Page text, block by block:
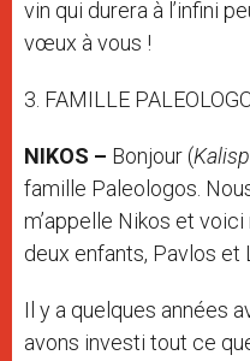
vin qui durera à l’infini
vœux à vous !
3. FAMILLE
NIKOS – Bonjour (
famille Paleologos.
m’appelle Nikos et
deux enfants, Pavlos et
Il y a quelques années
avons investi tout ce